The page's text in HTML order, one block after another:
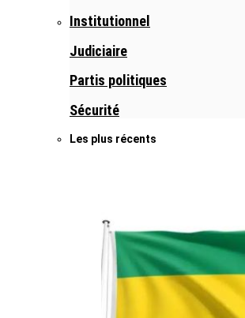
Institutionnel
Judiciaire
Partis politiques
Sécurité
Les plus récents